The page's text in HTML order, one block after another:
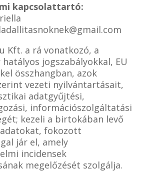
kapcsolattartó:
Kft. a rá vonatkozó, a
jogszabályokkal, EU
összhangban, azok
vezeti nyilvántartásait,
adatgyűjtési,
információszolgáltatási
kezeli a birtokában levő
adatokat, fokozott
jár el, amely
incidensek
megelőzését szolgálja.